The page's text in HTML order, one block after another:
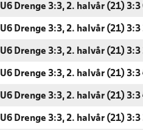
U6 Drenge 3:3, 2. halvår (21)
U6 Drenge 3:3, 2. halvår (21)
U6 Drenge 3:3, 2. halvår (21)
U6 Drenge 3:3, 2. halvår (21)
U6 Drenge 3:3, 2. halvår (21)
U6 Drenge 3:3, 2. halvår (21)